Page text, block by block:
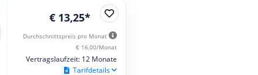
€ 13,25*
Durchschnittspreis pro Monat
€ 16,00/Monat
Vertragslaufzeit: 12 Monate
Tarifdetails